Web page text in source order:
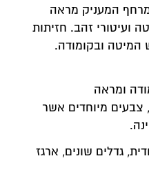
המעניק מראה
ועיטורי זהב. חזיתות
צבעים מיוחדים אשר
גדלים שונים, ארגז